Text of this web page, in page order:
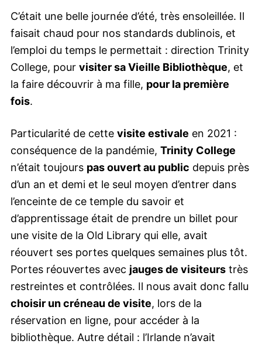
C’était une belle journée d’été, très ensoleillée. Il
faisait chaud pour nos standards dublinois, et
l’emploi du temps le permettait : direction Trinity
College, pour visiter sa Vieille Bibliothèque, et
la faire découvrir à ma fille, pour la première
fois.
Particularité de cette visite estivale en 2021 :
conséquence de la pandémie, Trinity College
n’était toujours pas ouvert au public depuis près
d’un an et demi et le seul moyen d’entrer dans
l’enceinte de ce temple du savoir et
d’apprentissage était de prendre un billet pour
une visite de la Old Library qui elle, avait
réouvert ses portes quelques semaines plus tôt.
Portes réouvertes avec jauges de visiteurs très
restreintes et contrôlées. Il nous avait donc fallu
choisir un créneau de visite, lors de la
réservation en ligne, pour accéder à la
bibliothèque. Autre détail : l’Irlande n’avait